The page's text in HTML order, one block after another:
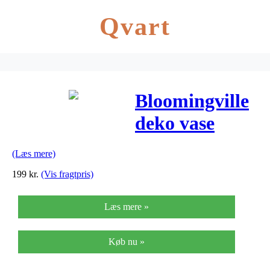
Qvart
Bloomingville
deko vase
(Læs mere)
199 kr. (Vis fragtpris)
Læs mere »
Køb nu »